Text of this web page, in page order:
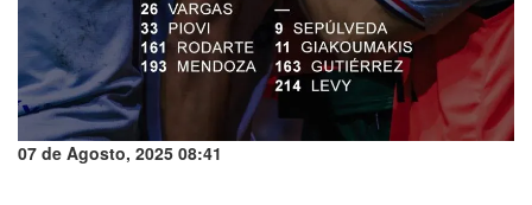
07 de Agosto, 2025 08:41